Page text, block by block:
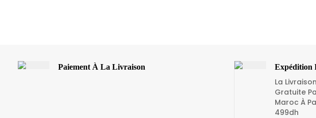
Paiement À La Livraison Expédition
La
Gratuite
Maroc À
499dh